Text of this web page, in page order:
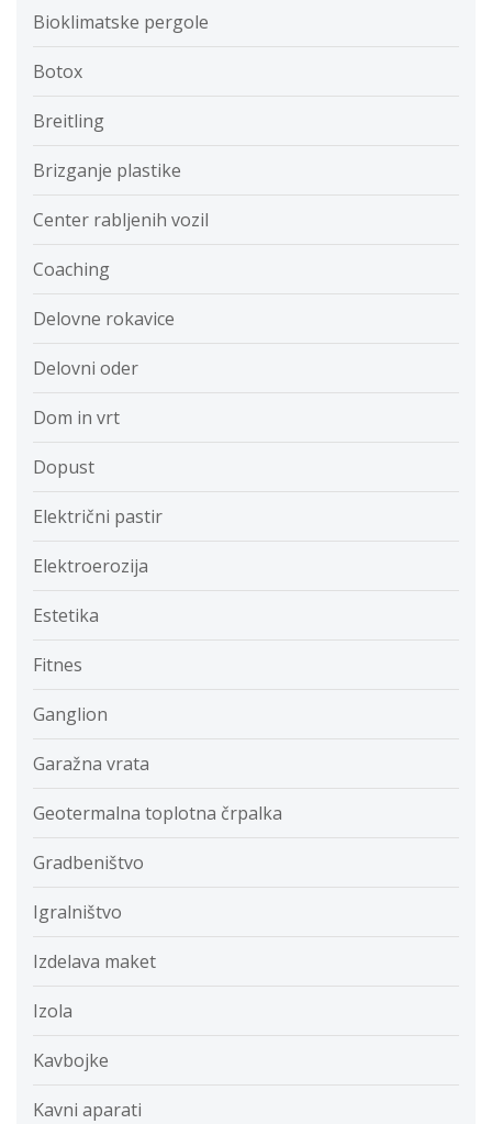
Bioklimatske pergole
Botox
Breitling
Brizganje plastike
Center rabljenih vozil
Coaching
Delovne rokavice
Delovni oder
Dom in vrt
Dopust
Električni pastir
Elektroerozija
Estetika
Fitnes
Ganglion
Garažna vrata
Geotermalna toplotna črpalka
Gradbeništvo
Igralništvo
Izdelava maket
Izola
Kavbojke
Kavni aparati